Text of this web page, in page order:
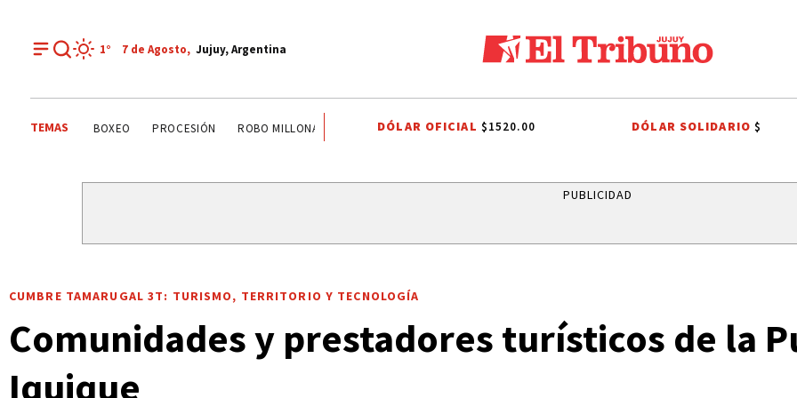
1° 7 de Agosto, Jujuy, Argentina
TEMAS PALPALÁ EL CARMEN ALTO COMEDERO PROCESIÓN ROBO MILLONARIO CRIMEN PRIMERA NACIONAL
DÓLAR OFICIAL $1520.00 DÓLAR SOLIDARIO$
PUBLICIDAD
CUMBRE TAMARUGAL 3T: TURISMO, TERRITORIO Y TECNOLOGÍA
Comunidades y prestadores turísticos de la
Iquique